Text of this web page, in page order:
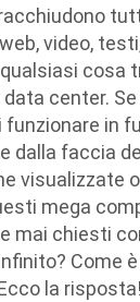
video,
cosa
center.
in
dalla faccia
visualizzate
mega
mai chiesti
Come
la